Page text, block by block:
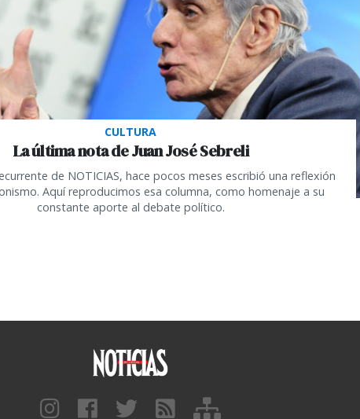
CULTURA
La última nota de Juan José Sebreli
de NOTICIAS, hace pocos meses escribió una reflexión
Aquí reproducimos esa columna, como homenaje a su
constante aporte al debate político.